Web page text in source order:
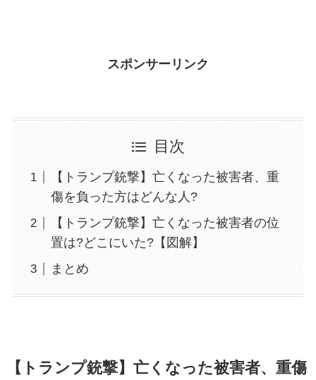
スポンサーリンク
目次
【トランプ銃撃】亡くなった被害者、重
傷を負った方はどんな人?
【トランプ銃撃】亡くなった被害者の位
置は?どこにいた?【図解】
まとめ
【トランプ銃撃】亡くなった被害者、重傷